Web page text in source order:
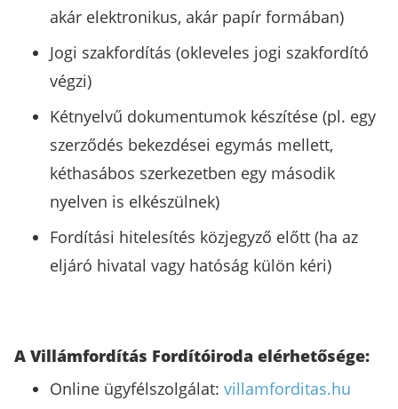
akár elektronikus, akár papír formában)
Jogi szakfordítás (okleveles jogi szakfordító
végzi)
Kétnyelvű dokumentumok készítése (pl. egy
szerződés bekezdései egymás mellett,
kéthasábos szerkezetben egy második
nyelven is elkészülnek)
Fordítási hitelesítés közjegyző előtt (ha az
eljáró hivatal vagy hatóság külön kéri)
A Villámfordítás Fordítóiroda elérhetősége:
Online ügyfélszolgálat: villamforditas.hu